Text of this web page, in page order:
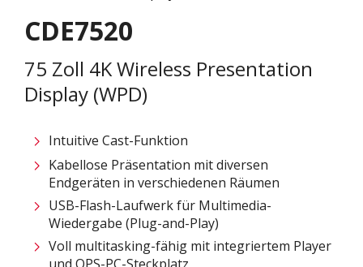
CDE7520
75 Zoll 4K Wireless Presentation
Display (WPD)
Intuitive Cast-Funktion
Kabellose Präsentation mit diversen
Endgeräten in verschiedenen Räumen
USB-Flash-Laufwerk für Multimedia-
Wiedergabe (Plug-and-Play)
Voll multitasking-fähig mit integriertem Player